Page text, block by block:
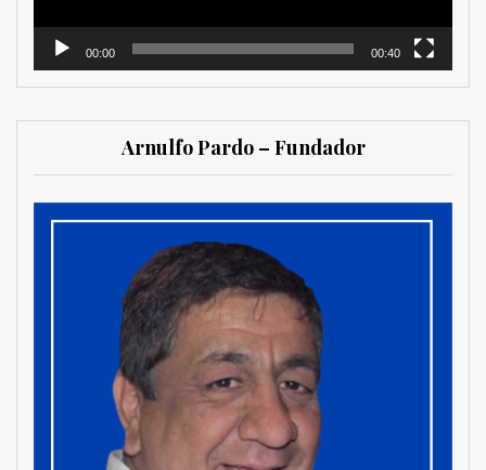
00:00 00:40
Arnulfo Pardo – Fundador